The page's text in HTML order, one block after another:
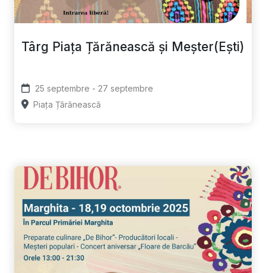
Târg Piața Țărănească și Meșter(Ești)
25 septembre - 27 septembre
Piața Țărănească